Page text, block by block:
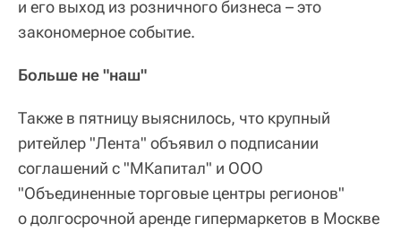
и его выход из розничного бизнеса – это
закономерное событие.
Больше не "наш"
Также в пятницу выяснилось, что крупный
ритейлер "Лента" объявил о подписании
соглашений с "МКапитал" и ООО
"Объединенные торговые центры регионов"
о долгосрочной аренде гипермаркетов в Москве